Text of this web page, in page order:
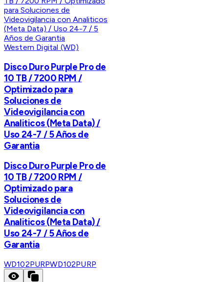
Western Digital (WD)
Disco Duro Purple Pro de
10 TB / 7200 RPM /
Optimizado para
Soluciones de
Videovigilancia con
Analiticos (Meta Data) /
Uso 24-7 / 5 Años de
Garantia
Disco Duro Purple Pro de
10 TB / 7200 RPM /
Optimizado para
Soluciones de
Videovigilancia con
Analiticos (Meta Data) /
Uso 24-7 / 5 Años de
Garantia
WD102PURPWD102PURP